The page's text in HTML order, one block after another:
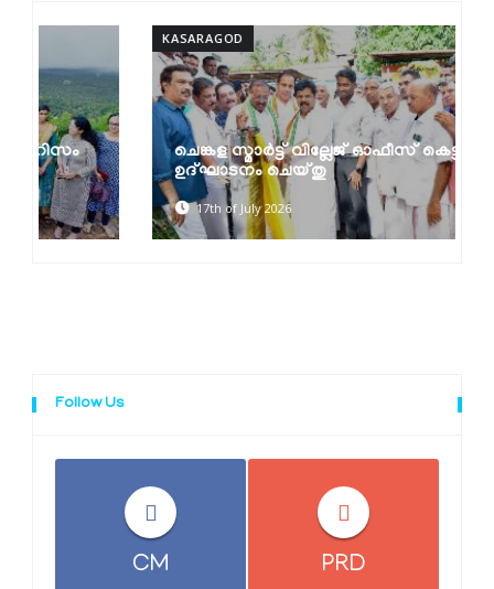
ചെങ്കള സ്മാർട്ട് വില്ലേജ് ഓഫീസ് കെട്ടിടം
ഉദ്ഘാടനം ചെയ്തു
17th of July 2026
Follow Us
CM PRD